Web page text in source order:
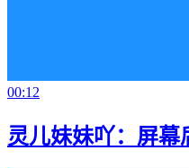
00:12
灵儿妹妹吖：屏幕